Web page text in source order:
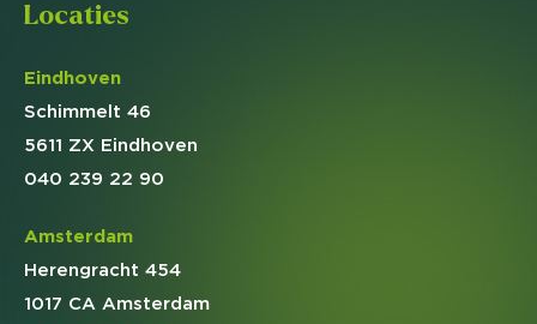
Locaties
Eindhoven
Schimmelt 46
5611 ZX Eindhoven
040 239 22 90
Amsterdam
Herengracht 454
1017 CA Amsterdam